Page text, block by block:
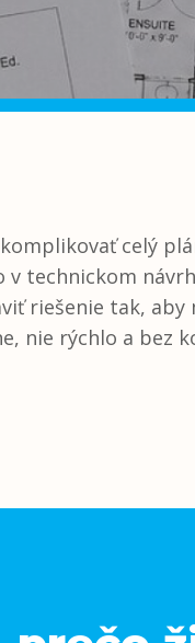
celý
v technickom
riešenie tak,
nie rýchlo a bez